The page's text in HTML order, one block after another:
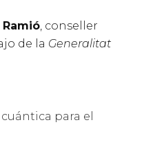
, conseller
de la Generalitat
para el